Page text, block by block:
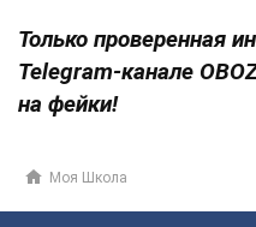
Только проверенная
Telegram-канале
на фейки!
Моя Школа